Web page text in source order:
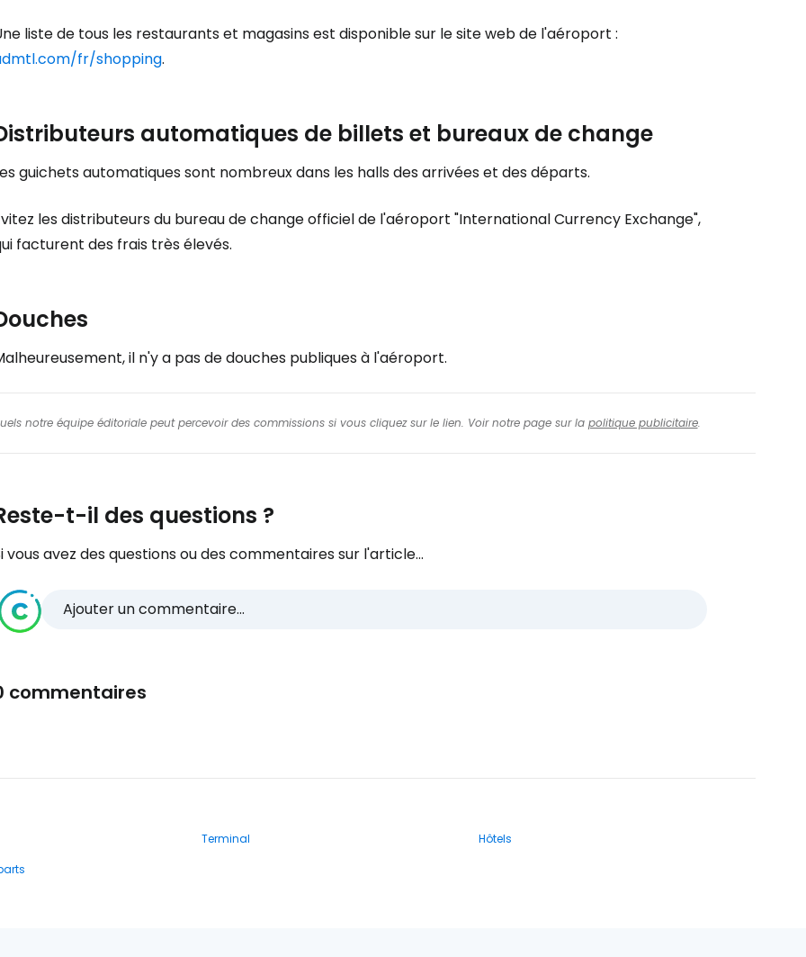
liste de tous les restaurants et magasins est disponible sur le site web de l'aéroport :
fr/shopping.
automatiques de billets et bureaux de change
guichets automatiques sont nombreux dans les halls des arrivées et des départs.
les distributeurs du bureau de change officiel de l'aéroport "International Currency Exchange",
facturent des frais très élevés.
il n'y a pas de douches publiques à l'aéroport.
notre équipe éditoriale peut percevoir des commissions si vous cliquez sur le lien. Voir notre page sur la politique publicitaire.
t-il des questions ?
vous avez des questions ou des commentaires sur l'article...
Ajouter un commentaire...
commentaires
Terminal
Hôtels